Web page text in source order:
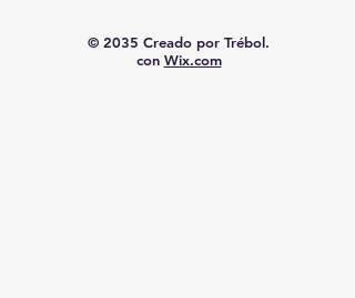
© 2035 Creado por Trébol.
con Wix.com